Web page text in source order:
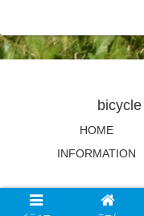
HOME
INFORMATION
© 2021